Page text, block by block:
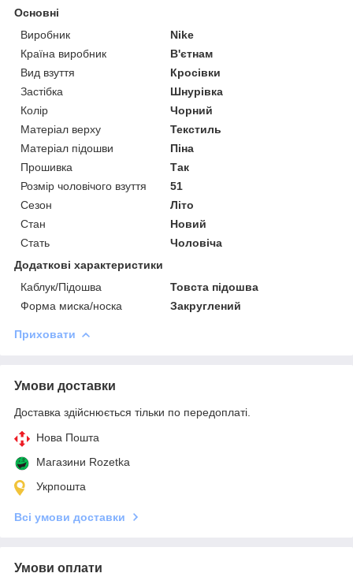
Основні
Виробник
Nike
Країна виробник
В'єтнам
Вид взуття
Кросівки
Застібка
Шнурівка
Колір
Чорний
Матеріал верху
Текстиль
Матеріал підошви
Піна
Прошивка
Так
Розмір чоловічого взуття
51
Сезон
Літо
Стан
Новий
Стать
Чоловіча
Додаткові характеристики
Каблук/Підошва
Товста підошва
Форма миска/носка
Закруглений
Приховати
Умови доставки
Доставка здійснюється тільки по передоплаті.
Нова Пошта
Магазини Rozetka
Укрпошта
Всі умови доставки
Умови оплати